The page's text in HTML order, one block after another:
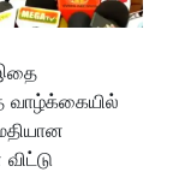
இதை
வாழ்க்கையில்